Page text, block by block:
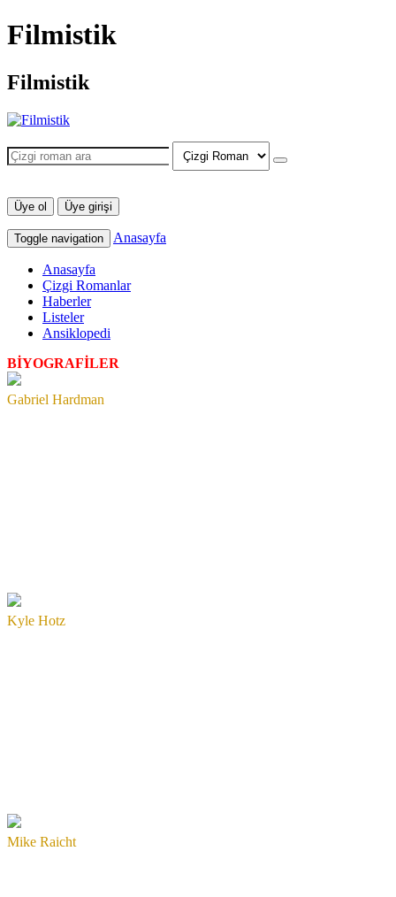
Filmistik
Filmistik
Üye ol Üye girişi
Toggle navigation Anasayfa
Anasayfa
Çizgi Romanlar
Haberler
Listeler
Ansiklopedi
BİYOGRAFİLER
Gabriel Hardman
Kyle Hotz
Mike Raicht